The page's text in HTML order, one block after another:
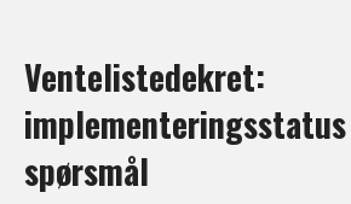
Ventelistedekret:
spørsmål